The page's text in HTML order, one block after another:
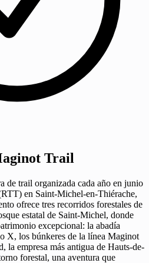
Trail
de trail organizada cada año en junio
en Saint-Michel-en-Thiérache,
ofrece tres recorridos forestales de
estatal de Saint-Michel, donde
excepcional: la abadía
X, los búnkeres de la línea Maginot
la empresa más antigua de Hauts-de-
forestal, una aventura que